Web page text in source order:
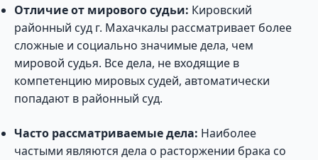
Отличие от мирового судьи: Кировский
районный суд г. Махачкалы рассматривает более
сложные и социально значимые дела, чем
мировой судья. Все дела, не входящие в
компетенцию мировых судей, автоматически
попадают в районный суд.
Часто рассматриваемые дела: Наиболее
частыми являются дела о расторжении брака со